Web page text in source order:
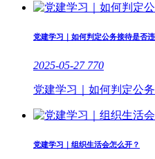
党建学习｜如何判定公务接待是否
2025-05-27 770
党建学习｜如何判定公
党建学习｜组织生活会怎么开？